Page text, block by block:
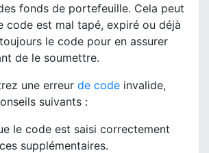
fonds de portefeuille. Cela peut
code est mal tapé, expiré ou déjà
le code pour en assurer
de le soumettre.
une erreur de code invalide,
suivants :
le code est saisi correctement
supplémentaires.